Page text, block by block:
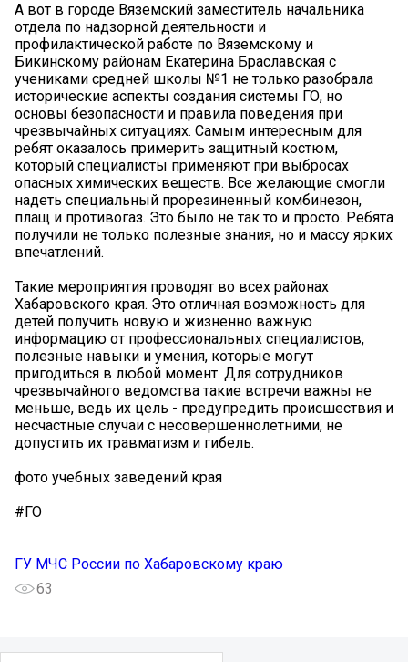
А вот в городе Вяземский заместитель начальника
отдела по надзорной деятельности и
профилактической работе по Вяземскому и
Бикинскому районам Екатерина Браславская с
учениками средней школы №1 не только разобрала
исторические аспекты создания системы ГО, но
основы безопасности и правила поведения при
чрезвычайных ситуациях. Самым интересным для
ребят оказалось примерить защитный костюм,
который специалисты применяют при выбросах
опасных химических веществ. Все желающие смогли
надеть специальный прорезиненный комбинезон,
плащ и противогаз. Это было не так то и просто. Ребята
получили не только полезные знания, но и массу ярких
впечатлений.
Такие мероприятия проводят во всех районах
Хабаровского края. Это отличная возможность для
детей получить новую и жизненно важную
информацию от профессиональных специалистов,
полезные навыки и умения, которые могут
пригодиться в любой момент. Для сотрудников
чрезвычайного ведомства такие встречи важны не
меньше, ведь их цель - предупредить происшествия и
несчастные случаи с несовершеннолетними, не
допустить их травматизм и гибель.
фото учебных заведений края
#ГО
ГУ МЧС России по Хабаровскому краю
63